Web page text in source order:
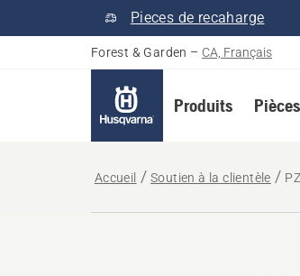
Pieces de recaharge
Forest & Garden – CA, Français
Produits
Accueil Soutien à la clientèle